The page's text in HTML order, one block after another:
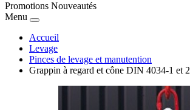
Promotions Nouveautés
Menu
Accueil
Levage
Pinces de levage et manutention
Grappin à regard et cône DIN 4034-1 et 2